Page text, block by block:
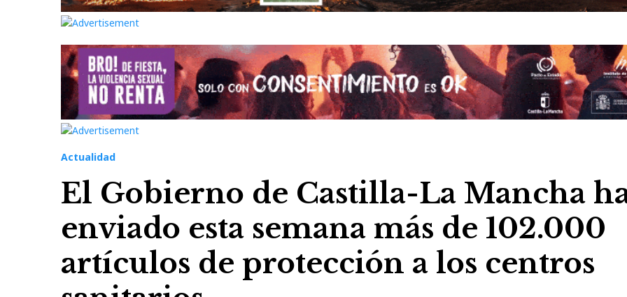
Actualidad
El Gobierno de Castilla-La Mancha
enviado esta semana más de 102.000
artículos de protección a los centros